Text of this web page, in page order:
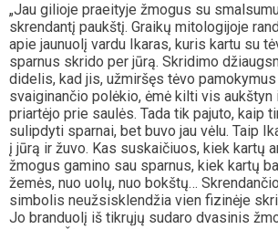
„Jau gilioje praeityje žmogus su
skrendantį paukštį. Graikų mitologijoje
apie jaunuolį vardu Ikaras, kuris kartu su
sparnus skrido per jūrą. Skridimo
didelis, kad jis, užmiršęs tėvo
svaiginančio polėkio, ėmė kilti vis aukštyn
priartėjo prie saulės. Tada tik pajuto, kaip
sulipdyti sparnai, bet buvo jau vėlu. Taip
į jūrą ir žuvo. Kas suskaičiuos, kiek kartų
žmogus gamino sau sparnus, kiek kartų
žemės, nuo uolų, nuo bokštų…
simbolis neužsisklendžia vien fizinėje
Jo branduolį iš tikrųjų sudaro dvasinis